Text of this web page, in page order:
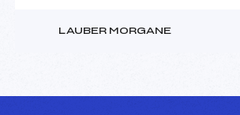
LAUBER MORGANE